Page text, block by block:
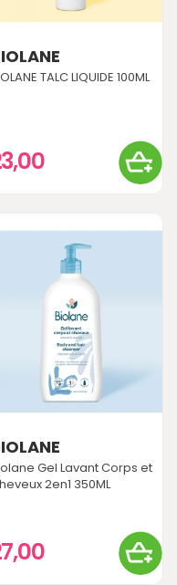
TALC LIQUIDE 100ML
Gel Lavant Corps et
2en1 350ML